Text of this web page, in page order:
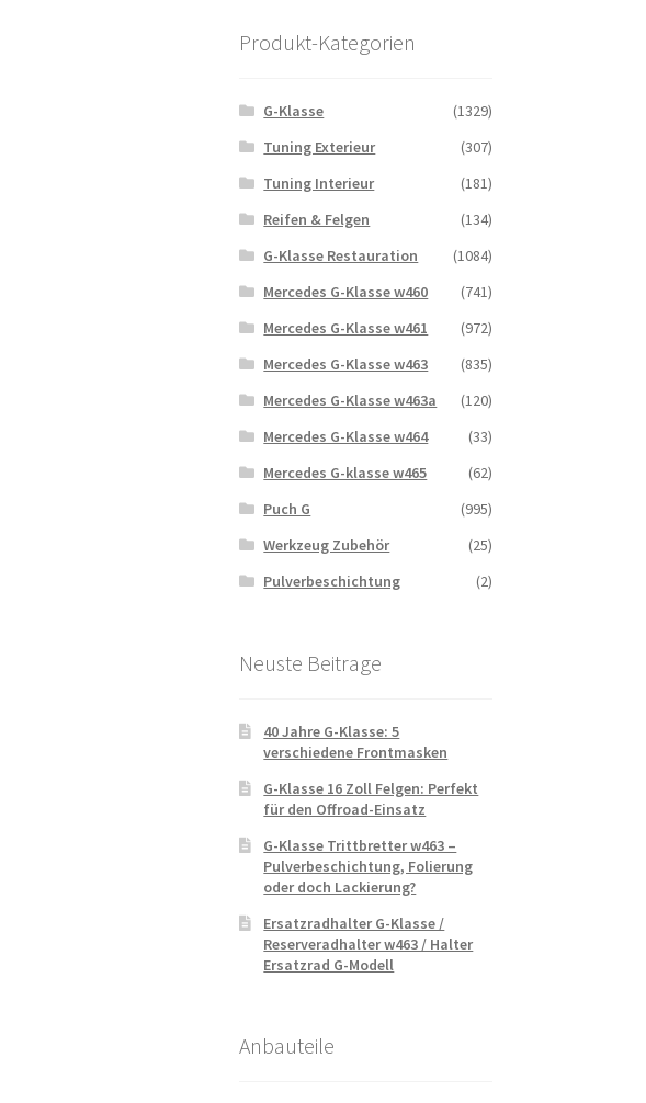
Produkt-Kategorien
G-Klasse
(1329)
Tuning Exterieur
(307)
Tuning Interieur
(181)
Reifen & Felgen
(134)
G-Klasse Restauration
(1084)
Mercedes G-Klasse w460
(741)
Mercedes G-Klasse w461
(972)
Mercedes G-Klasse w463
(835)
Mercedes G-Klasse w463a
(120)
Mercedes G-Klasse w464
(33)
Mercedes G-klasse w465
(62)
Puch G
(995)
Werkzeug Zubehör
(25)
Pulverbeschichtung
(2)
Neuste Beitrage
40 Jahre G-Klasse: 5
verschiedene Frontmasken
G-Klasse 16 Zoll Felgen: Perfekt
für den Offroad-Einsatz
G-Klasse Trittbretter w463 –
Pulverbeschichtung, Folierung
oder doch Lackierung?
Ersatzradhalter G-Klasse /
Reserveradhalter w463 / Halter
Ersatzrad G-Modell
Anbauteile